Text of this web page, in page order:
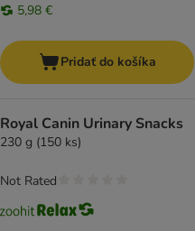
5,98 €
Pridať do košíka
Royal Canin Urinary Snacks
230 g (150 ks)
Not Rated